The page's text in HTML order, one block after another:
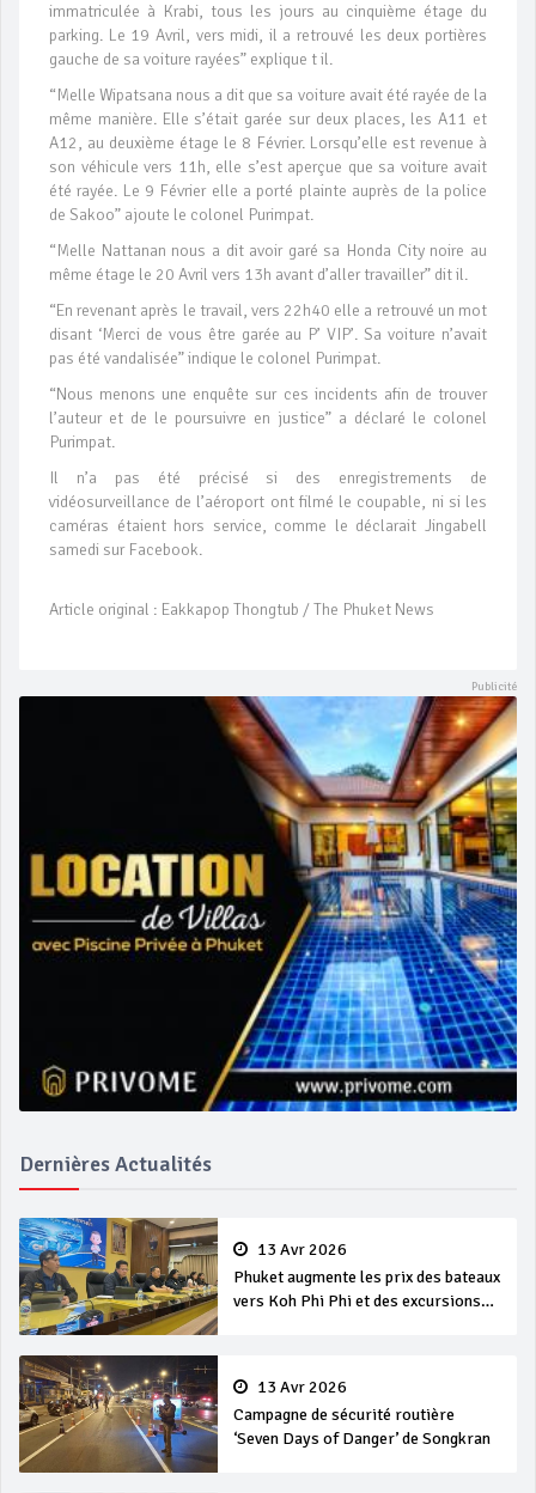
immatriculée à Krabi, tous les jours au cinquième étage du
parking. Le 19 Avril, vers midi, il a retrouvé les deux portières
gauche de sa voiture rayées” explique t il.
“Melle Wipatsana nous a dit que sa voiture avait été rayée de la
même manière. Elle s’était garée sur deux places, les A11 et
A12, au deuxième étage le 8 Février. Lorsqu’elle est revenue à
son véhicule vers 11h, elle s’est aperçue que sa voiture avait
été rayée. Le 9 Février elle a porté plainte auprès de la police
de Sakoo” ajoute le colonel Purimpat.
“Melle Nattanan nous a dit avoir garé sa Honda City noire au
même étage le 20 Avril vers 13h avant d’aller travailler” dit il.
“En revenant après le travail, vers 22h40 elle a retrouvé un mot
disant ‘Merci de vous être garée au P’ VIP’. Sa voiture n’avait
pas été vandalisée” indique le colonel Purimpat.
“Nous menons une enquête sur ces incidents afin de trouver
l’auteur et de le poursuivre en justice” a déclaré le colonel
Purimpat.
Il n’a pas été précisé si des enregistrements de
vidéosurveillance de l’aéroport ont filmé le coupable, ni si les
caméras étaient hors service, comme le déclarait Jingabell
samedi sur Facebook.
Article original : Eakkapop Thongtub / The Phuket News
Dernières Actualités
13 Avr 2026
Phuket augmente les prix des bateaux
vers Koh Phi Phi et des excursions
13 Avr 2026
Campagne de sécurité routière
‘Seven Days of Danger’ de Songkran